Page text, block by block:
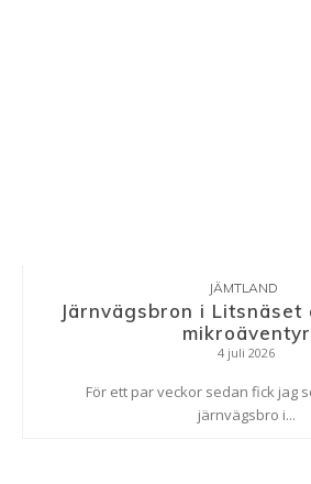
JÄMTLAND
Järnvägsbron i Litsnäset
mikroäventyr
4 juli 2026
För ett par veckor sedan fick jag
järnvägsbro i...